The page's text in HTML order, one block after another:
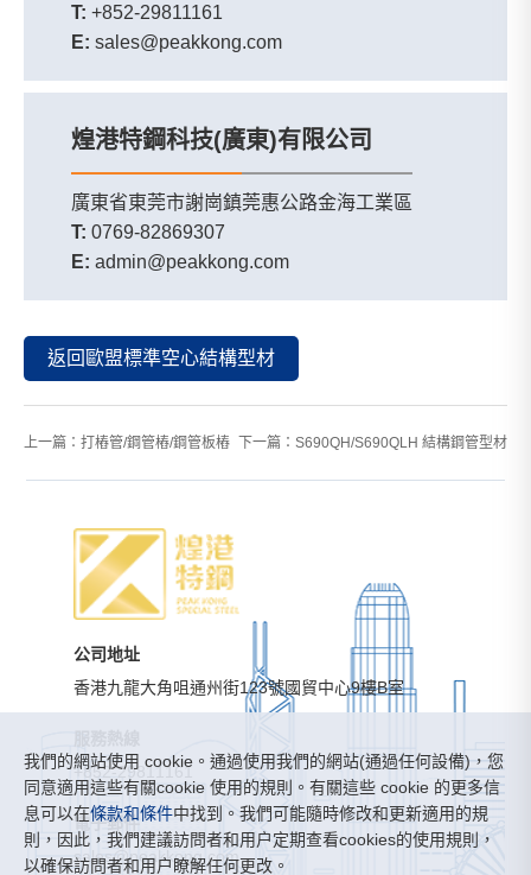
T: +852-29811161
E: sales@peakkong.com
煌港特鋼科技(廣東)有限公司
廣東省東莞市謝崗鎮莞惠公路金海工業區
T: 0769-82869307
E: admin@peakkong.com
返回歐盟標準空心結構型材
上一篇： 打樁管/鋼管樁/鋼管板樁 下一篇： S690QH/S690QLH 結構鋼管型材
公司地址
香港九龍大角咀通州街123號國貿中心9樓B室
+852-29811161
電子郵件
sales@peakkong.com
我們的網站使用 cookie。通過使用我們的網站(通過任何設備)，您
同意適用這些有關cookie 使用的規則。有關這些 cookie 的更多信
息可以在條款和條件中找到。我們可能隨時修改和更新適用的規
則，因此，我們建議訪問者和用户定期查看cookies的使用規則，
以確保訪問者和用户瞭解任何更改。